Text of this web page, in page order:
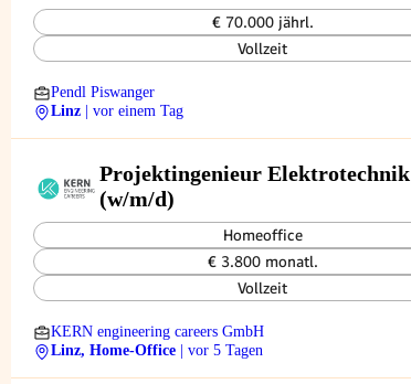
€ 70.000 jährl.
Vollzeit
Pendl Piswanger
Linz
| vor einem Tag
Projektingenieur Elektrotechnik
(w/m/d)
Homeoffice
€ 3.800 monatl.
Vollzeit
KERN engineering careers GmbH
Linz, Home-Office
| vor 5 Tagen